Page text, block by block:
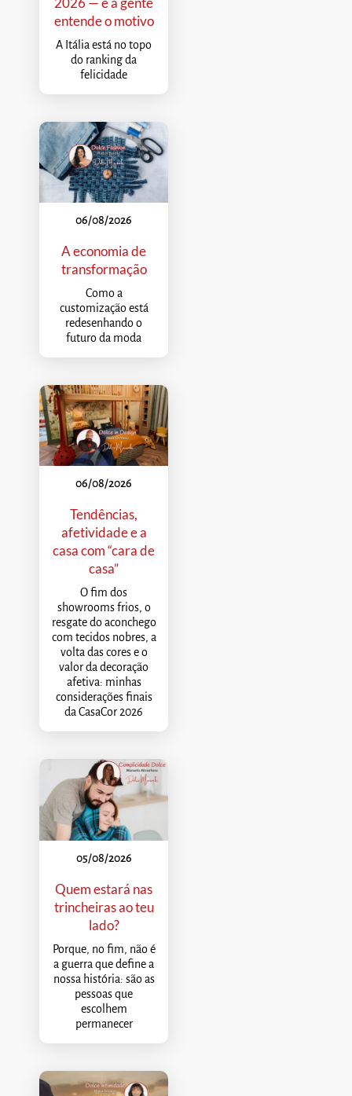
entende o motivo
A Itália está no topo
do ranking da
felicidade
06/08/2026
A economia de
transformação
Como a
customização está
redesenhando o
futuro da moda
06/08/2026
Tendências,
afetividade e a
casa com “cara de
casa”
O fim dos
showrooms frios, o
resgate do aconchego
com tecidos nobres, a
volta das cores e o
valor da decoração
afetiva: minhas
considerações finais
da CasaCor 2026
05/08/2026
Quem estará nas
trincheiras ao teu
lado?
Porque, no fim, não é
a guerra que define a
nossa história: são as
pessoas que
escolhem
permanecer